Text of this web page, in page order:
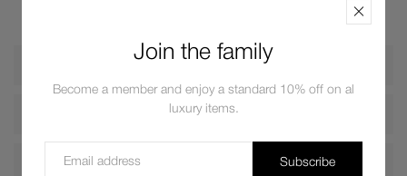
Return
Join the family
Become a member and enjoy a standard 10% off on al
luxury items.
Subscribe